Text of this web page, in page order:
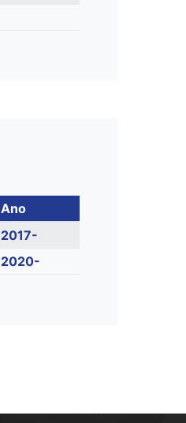
Ano
2017-
2020-